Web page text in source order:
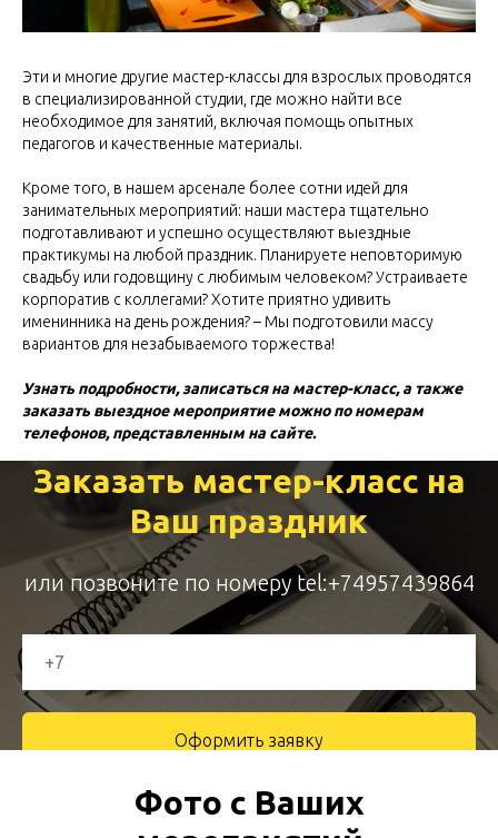
Эти и многие другие мастер-классы для взрослых проводятся
в специализированной студии, где можно найти все
необходимое для занятий, включая помощь опытных
педагогов и качественные материалы.
Кроме того, в нашем арсенале более сотни идей для
занимательных мероприятий: наши мастера тщательно
подготавливают и успешно осуществляют выездные
практикумы на любой праздник. Планируете неповторимую
свадьбу или годовщину с любимым человеком? Устраиваете
корпоратив с коллегами? Хотите приятно удивить
именинника на день рождения? – Мы подготовили массу
вариантов для незабываемого торжества!
Узнать подробности, записаться на мастер-класс, а также
заказать выездное мероприятие можно по номерам
телефонов, представленным на сайте.
Заказать мастер-класс на
Ваш праздник
или позвоните по номеру tel:+74957439864
Оформить заявку
Перезвоним в течение 2-х минут
Фото с Ваших